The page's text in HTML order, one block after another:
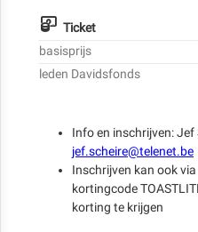
Ticket
basisprijs
leden Davidsfonds
Info en inschrijven:
jef.scheire@telenet.be
Inschrijven kan ook via
kortingcode
korting te krijgen